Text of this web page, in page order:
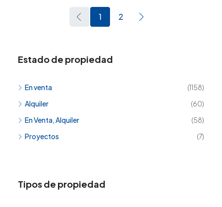
1 2
Estado de propiedad
En venta
(1158)
Alquiler
(60)
En Venta, Alquiler
(58)
Proyectos
(7)
Tipos de propiedad